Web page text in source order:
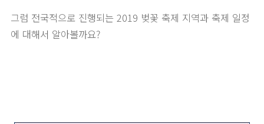
그럼 전국적으로 진행되는 2019 벚꽃 축제 지역과 축제 일정
에 대해서 알아볼까요?